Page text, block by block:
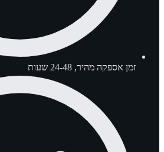
זמן אספקה מהיר, 24-48 שעות